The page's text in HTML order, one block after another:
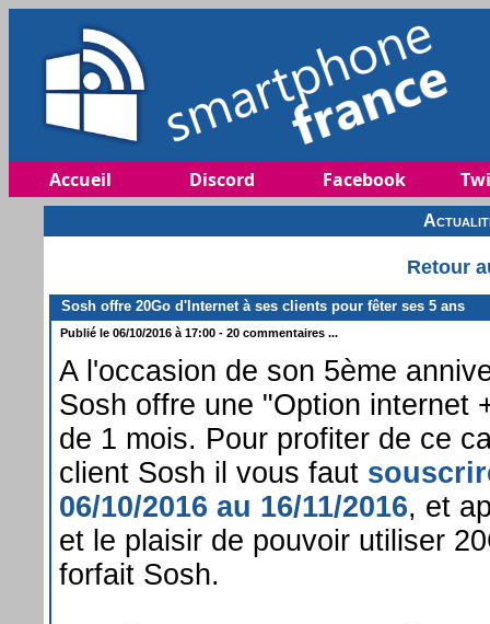
Accueil Discord Facebook
Retour
Sosh offre 20Go d'Internet à ses clients pour fêter ses 5 ans
Publié le 06/10/2016 à 17:00 - 20 commentaires ...
A l'occasion de son 5ème
Sosh offre une "Option internet
de 1 mois. Pour profiter de ce
client Sosh il vous faut
06/10/2016 au 16/11/2016, et
et le plaisir de pouvoir utiliser
forfait Sosh.